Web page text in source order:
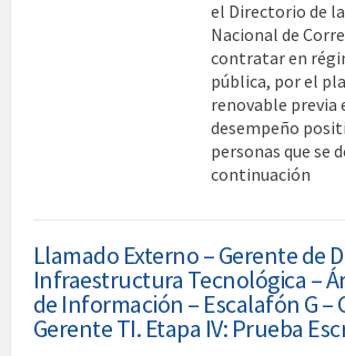
el Directorio de
Nacional de
contratar en
pública, por el
renovable previa
desempeño
personas que se
continuación
Llamado Externo – Gerente de
Infraestructura Tecnológica –
de Información – Escalafón G –
Gerente TI. Etapa IV: Prueba